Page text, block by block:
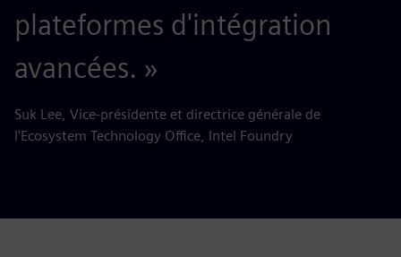
plateformes d'intégration
avancées. »
Suk Lee, Vice-présidente et directrice générale de
l'Ecosystem Technology Office, Intel Foundry